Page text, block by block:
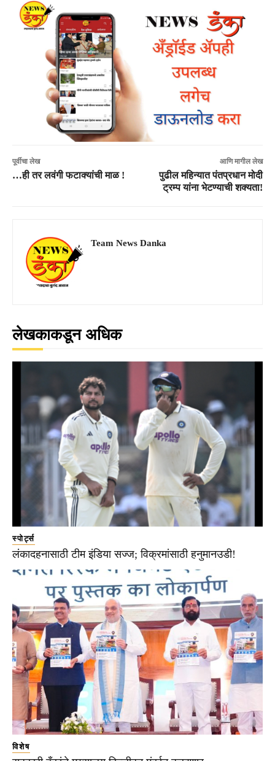
पूर्वीचा लेख
…ही तर लवंगी फटाक्यांची माळ !
आणि मागील लेख
पुढील महिन्यात पंतप्रधान मोदी
ट्रम्प यांना भेटण्याची शक्यता!
Team News Danka
लेखकाकडून अधिक
स्पोर्ट्स
लंकादहनासाठी टीम इंडिया सज्ज; विक्रमांसाठी हनुमानउडी!
विशेष